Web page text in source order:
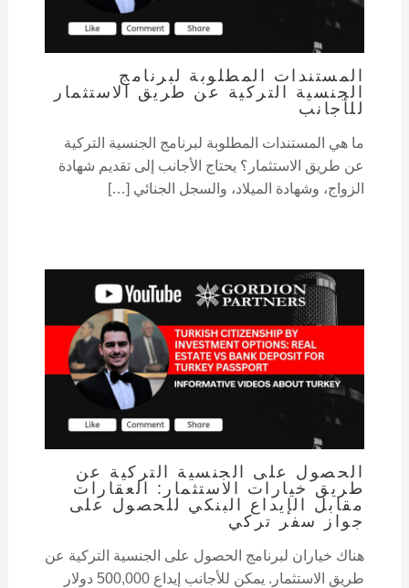
المستندات المطلوبة لبرنامج
الجنسية التركية عن طريق الاستثمار
للأجانب
ما هي المستندات المطلوبة لبرنامج الجنسية التركية
عن طريق الاستثمار؟ يحتاج الأجانب إلى تقديم شهادة
الزواج، وشهادة الميلاد، والسجل الجنائي […]
الحصول على الجنسية التركية عن
طريق خيارات الاستثمار: العقارات
مقابل الإيداع البنكي للحصول على
جواز سفر تركي
هناك خياران لبرنامج الحصول على الجنسية التركية عن
طريق الاستثمار. يمكن للأجانب إيداع 500,000 دولار